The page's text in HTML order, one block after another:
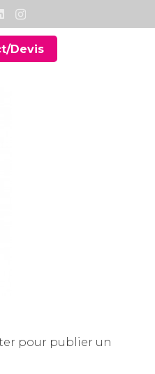
Devis
pour publier un